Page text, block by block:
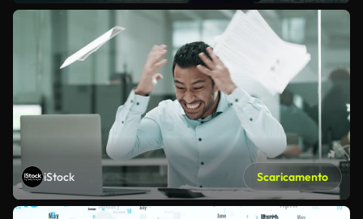
iStock Scaricamento